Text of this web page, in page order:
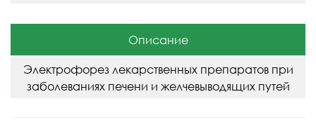
Описание
Электрофорез лекарственных препаратов при
заболеваниях печени и желчевыводящих путей